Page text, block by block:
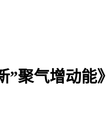
聚气增动能》